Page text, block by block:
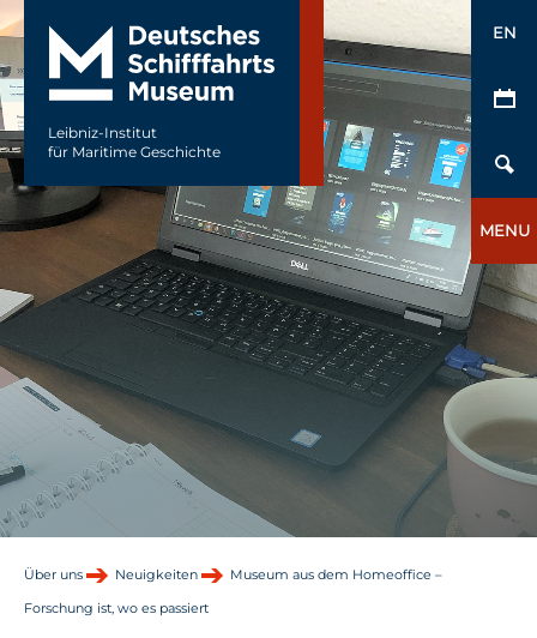
Leibniz-Institut
für Maritime Geschichte
EN
MENU
Über uns Neuigkeiten Museum aus dem Homeoffice –
Forschung ist, wo es passiert